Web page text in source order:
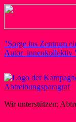
"Sorge ins Zentrum
Autor_innenkollektiv
Wir unterstützen: